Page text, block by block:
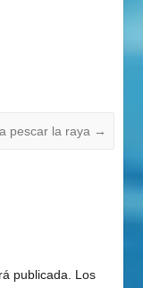
pescar la raya →
publicada.
Los